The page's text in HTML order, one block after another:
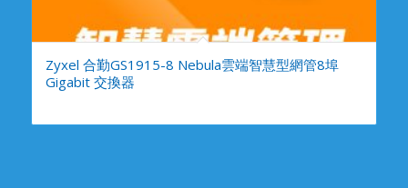
Zyxel 合勤GS1915-8 Nebula雲端智慧型網管8埠
Gigabit 交換器